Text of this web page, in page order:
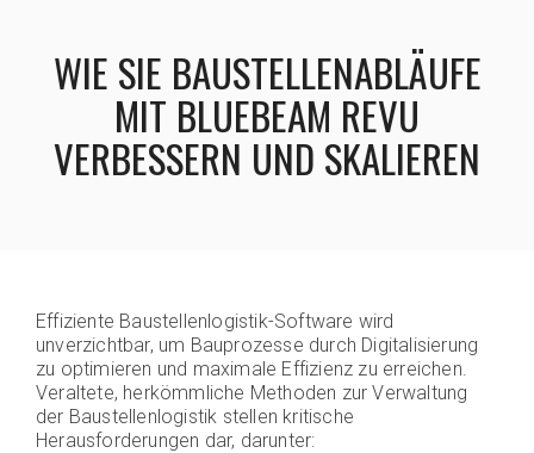
WIE SIE BAUSTELLENABLÄUFE
MIT BLUEBEAM REVU
VERBESSERN UND SKALIEREN
Effiziente Baustellenlogistik-Software wird
unverzichtbar, um Bauprozesse durch Digitalisierung
zu optimieren und maximale Effizienz zu erreichen.
Veraltete, herkömmliche Methoden zur Verwaltung
der Baustellenlogistik stellen kritische
Herausforderungen dar, darunter: